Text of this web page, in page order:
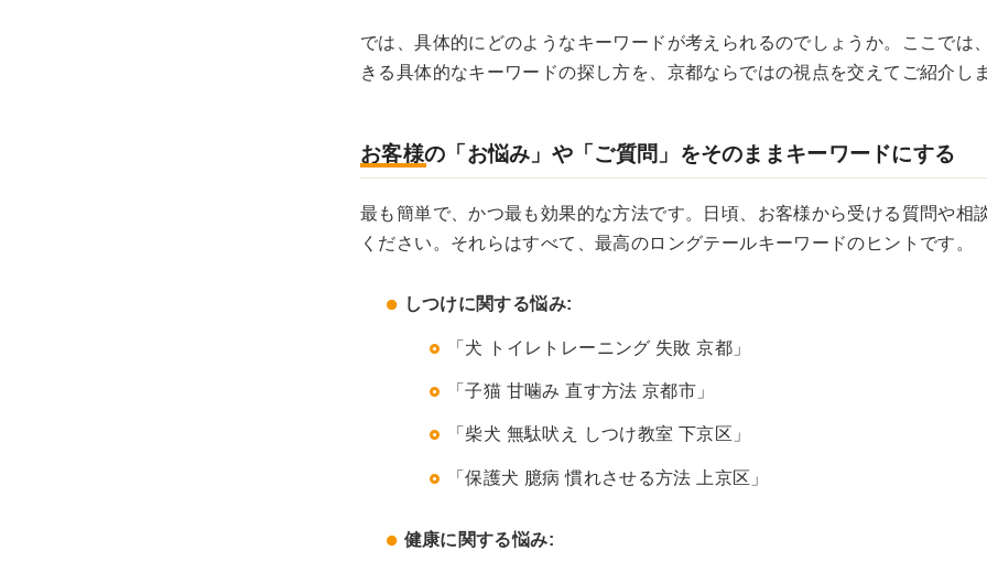
では、具体的にどのようなキーワードが考えられるのでしょうか。ここでは
きる具体的なキーワードの探し方を、京都ならではの視点を交えてご紹介し
お客様の「お悩み」や「ご質問」をそのままキーワードにする
最も簡単で、かつ最も効果的な方法です。日頃、お客様から受ける質問や相
ください。それらはすべて、最高のロングテールキーワードのヒントです。
しつけに関する悩み:
「犬 トイレトレーニング 失敗 京都」
「子猫 甘噛み 直す方法 京都市」
「柴犬 無駄吠え しつけ教室 下京区」
「保護犬 臆病 慣れさせる方法 上京区」
健康に関する悩み: